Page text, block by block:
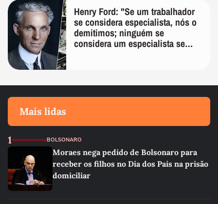
Henry Ford: "Se um trabalhador
se considera especialista, nós o
demitimos; ninguém se
considera um especialista se
Mais lidas
1 BOLSONARO
Moraes nega pedido de Bolsonaro para
receber os filhos no Dia dos Pais na prisão
domiciliar